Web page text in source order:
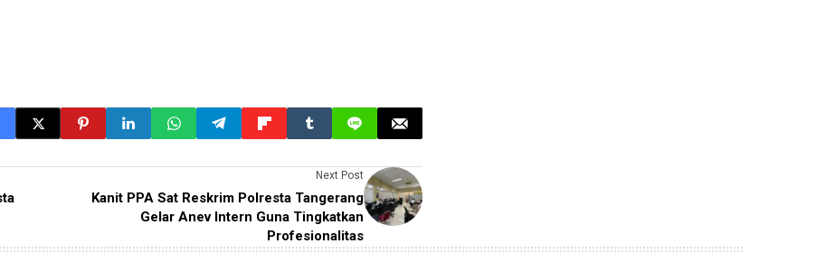
Next Post
Kanit PPA Sat Reskrim Polresta Tangerang
Gelar Anev Intern Guna Tingkatkan
Profesionalitas